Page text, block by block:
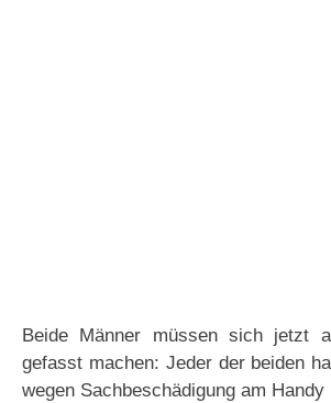
Beide Männer müssen sich jetzt
gefasst machen: Jeder der beiden
wegen Sachbeschädigung am